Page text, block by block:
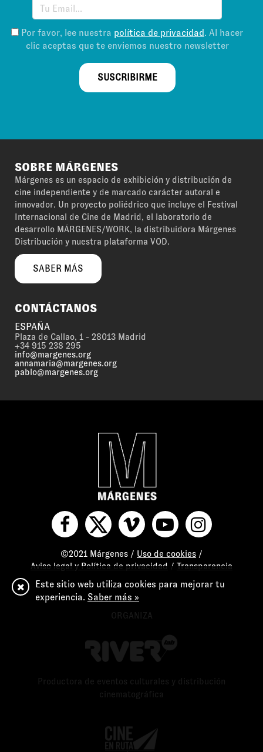
Por favor, lee nuestra política de privacidad. Al hacer
clic aceptas que te enviemos nuestro newsletter
SUSCRIBIRME
SOBRE MÁRGENES
Márgenes es un espacio de exhibición y distribución de
cine independiente y de marcado carácter autoral e
innovador. Un proyecto poliédrico que incluye el Festival
Internacional de Cine de Madrid, el laboratorio de
desarrollo MÁRGENES/WORK, la distribuidora Márgenes
Distribución y nuestra plataforma VOD.
SABER MÁS
CONTÁCTANOS
ESPAÑA
Plaza de Callao, 1 - 28013 Madrid
+34 915 238 295
info@margenes.org
annamaria@margenes.org
pablo@margenes.org
©2021 Márgenes / Uso de cookies /
Aviso legal y Política de privacidad / Transparencia
ORGANIZA
Productora de eventos culturales y distribución
cinematográfica
Este sitio web utiliza cookies para mejorar tu
experiencia. Saber más »